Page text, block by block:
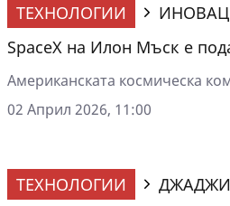
ТЕХНОЛОГИИ
SpaceX на Илон Мъск е
Американската космическа
02 Април 2026, 11:00
ТЕХНОЛОГИИ
ДЖАДЖИ